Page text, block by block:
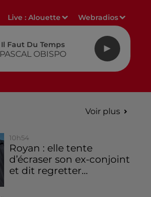
Live :Alouette Webradios
Il Faut Du Temps
PASCAL OBISPO
Voir plus
10h54
Royan : elle tente
d’écraser son ex-conjoint
et dit regretter...